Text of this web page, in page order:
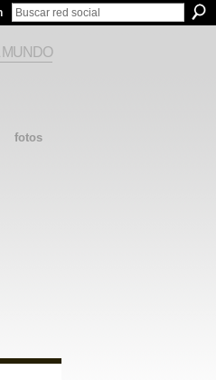
fotos
MUNDO